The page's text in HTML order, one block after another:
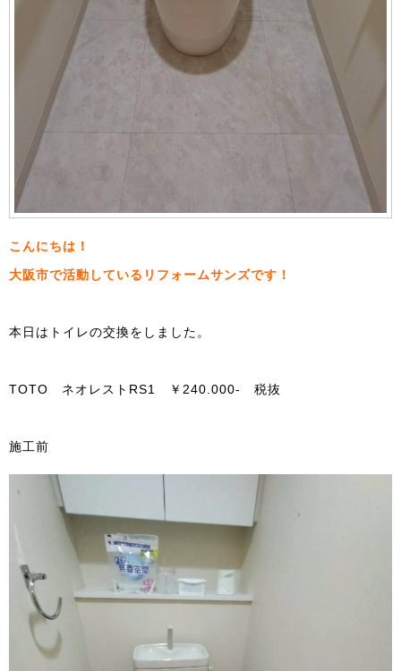
こんにちは！
大阪市で活動しているリフォームサンズです！
本日はトイレの交換をしました。
TOTO ネオレストRS1 ￥240.000- 税抜
施工前